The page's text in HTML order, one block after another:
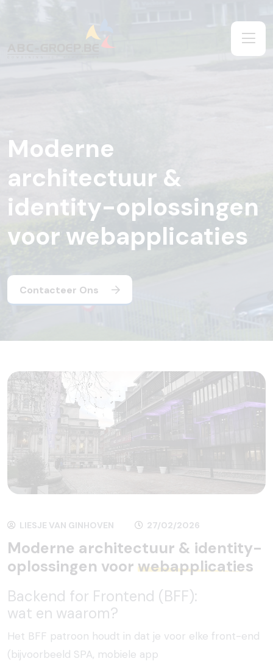
Moderne
architectuur &
identity-oplossingen
voor webapplicaties
Contacteer Ons
LIESJE VAN GINHOVEN 27/02/2026
Moderne architectuur & identity-
oplossingen voor webapplicaties
Backend for Frontend (BFF):
wat en waarom?
Het BFF patroon houdt in dat je voor elke front-end
(bijvoorbeeld SPA, mobiele app